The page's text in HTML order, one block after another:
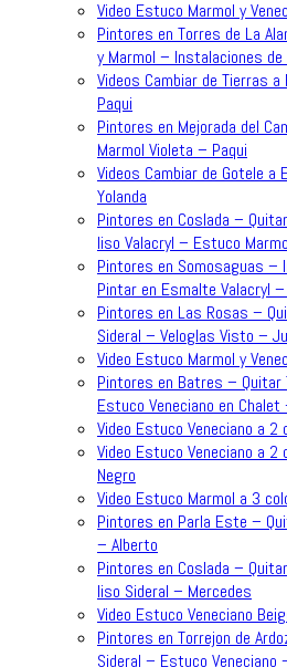
Video Estuco Marmol y
Pintores en Torres de La
y Marmol – Instalaciones de
Videos Cambiar de Tierras
Paqui
Pintores en Mejorada del
Marmol Violeta – Paqui
Videos Cambiar de Gotele
Yolanda
Pintores en Coslada –
liso Valacryl – Estuco
Pintores en Somosaguas –
Pintar en Esmalte Valacryl –
Pintores en Las Rosas –
Sideral – Veloglas Visto –
Video Estuco Marmol y
Pintores en Batres –
Estuco Veneciano en Chalet
Video Estuco Veneciano a 2
Video Estuco Veneciano a 2
Negro
Video Estuco Marmol a 3
Pintores en Parla Este –
– Alberto
Pintores en Coslada –
liso Sideral – Mercedes
Video Estuco Veneciano
Pintores en Torrejon de
Sideral – Estuco Veneciano